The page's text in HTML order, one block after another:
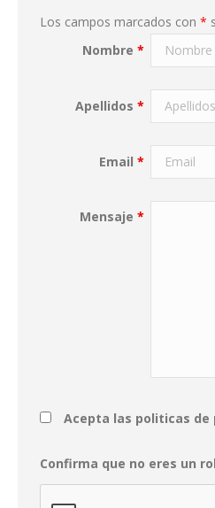
Los campos marcados con *
Nombre*
Apellidos*
Email*
Mensaje*
Acepta las politicas de
Confirma que no eres un